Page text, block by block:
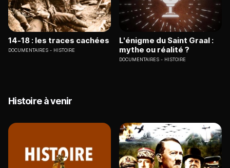
14-18 : les traces cachées
DOCUMENTAIRES HISTOIRE
L'énigme du Saint Graal :
mythe ou réalité ?
DOCUMENTAIRES HISTOIRE
Histoire à venir